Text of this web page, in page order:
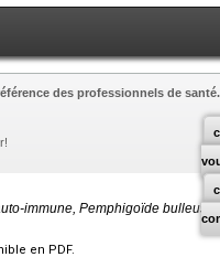
des professionnels de santé.
immune, Pemphigoïde bulleuse
en PDF.